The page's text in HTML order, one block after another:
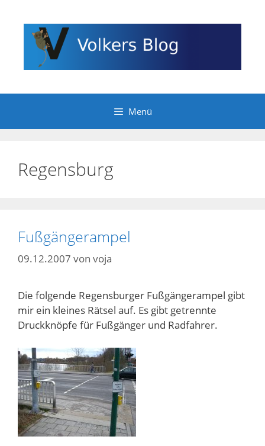
Inhalt
springen
Menü
Regensburg
Fußgängerampel
09.12.2007 von voja
Die folgende Regensburger Fußgängerampel gibt
mir ein kleines Rätsel auf. Es gibt getrennte
Druckknöpfe für Fußgänger und Radfahrer.